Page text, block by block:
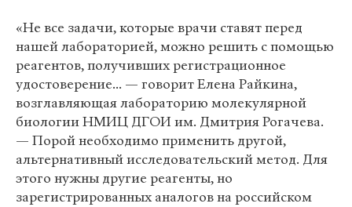
«Не все задачи, которые врачи ставят перед
нашей лабораторией, можно решить с помощью
реагентов, получивших регистрационное
удостоверение... — говорит Елена Райкина,
возглавляющая лабораторию молекулярной
биологии НМИЦ ДГОИ им. Дмитрия Рогачева.
— Порой необходимо применить другой,
альтернативный исследовательский метод. Для
этого нужны другие реагенты, но
зарегистрированных аналогов на российском